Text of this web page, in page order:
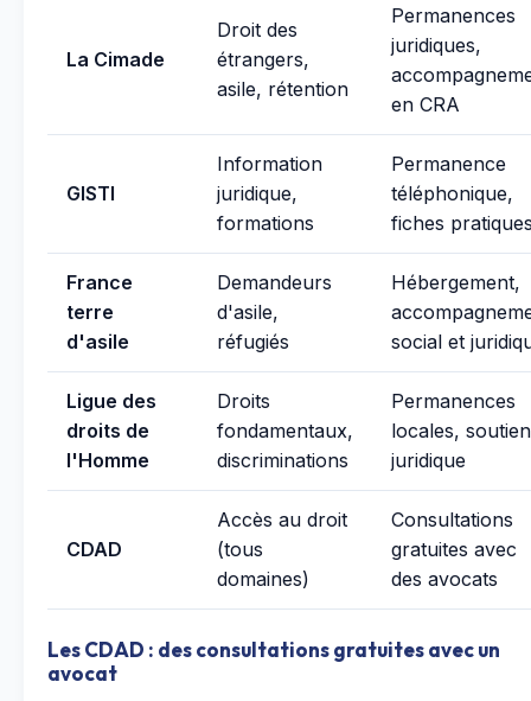
La Cimade
Droit des
étrangers,
asile, rétention
Permanences
juridiques,
en CRA
GISTI
Information
juridique,
formations
Permanence
téléphonique,
fiches
France
terre
d'asile
Demandeurs
d'asile,
réfugiés
Hébergement,
social et
Ligue des
droits de
l'Homme
Droits
fondamentaux,
discriminations
Permanences
locales, soutien
juridique
CDAD
Accès au droit
(tous
domaines)
Consultations
gratuites avec
des avocats
Les CDAD : des consultations gratuites avec un
avocat